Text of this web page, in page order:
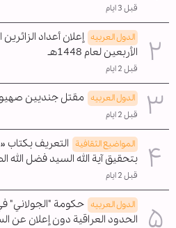
قبل 3 ايام
الدول العربیه إعلان أعداد
الأربعين لعام 1448هـ
قبل 2 ايام
الدول العربیه مقتل جنديين
قبل 2 ايام
المواضیع الثقافية التعريف بكتاب
بتحقيق آية الله السيد فضل الله
قبل 2 ايام
الدول العربیه حكومة "الجولاني"
الحدود العراقية دون إعلان عن